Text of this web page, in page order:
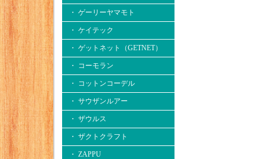
・ ゲーリーヤマモト
・ ケイテック
・ ゲットネット（GETNET）
・ コーモラン
・ コットンコーデル
・ サウザンルアー
・ ザウルス
・ ザクトクラフト
・ ZAPPU